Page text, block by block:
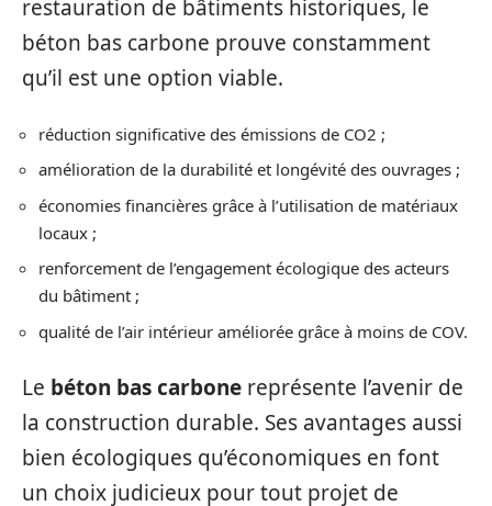
restauration de bâtiments historiques, le
béton bas carbone prouve constamment
qu’il est une option viable.
réduction significative des émissions de CO2 ;
amélioration de la durabilité et longévité des ouvrages ;
économies financières grâce à l’utilisation de matériaux
locaux ;
renforcement de l’engagement écologique des acteurs
du bâtiment ;
qualité de l’air intérieur améliorée grâce à moins de COV.
Le béton bas carbone représente l’avenir de
la construction durable. Ses avantages aussi
bien écologiques qu’économiques en font
un choix judicieux pour tout projet de